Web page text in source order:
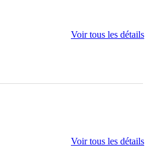
Voir tous les détails
Voir tous les détails